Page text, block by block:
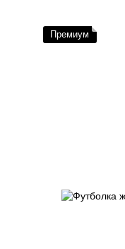
Премиум